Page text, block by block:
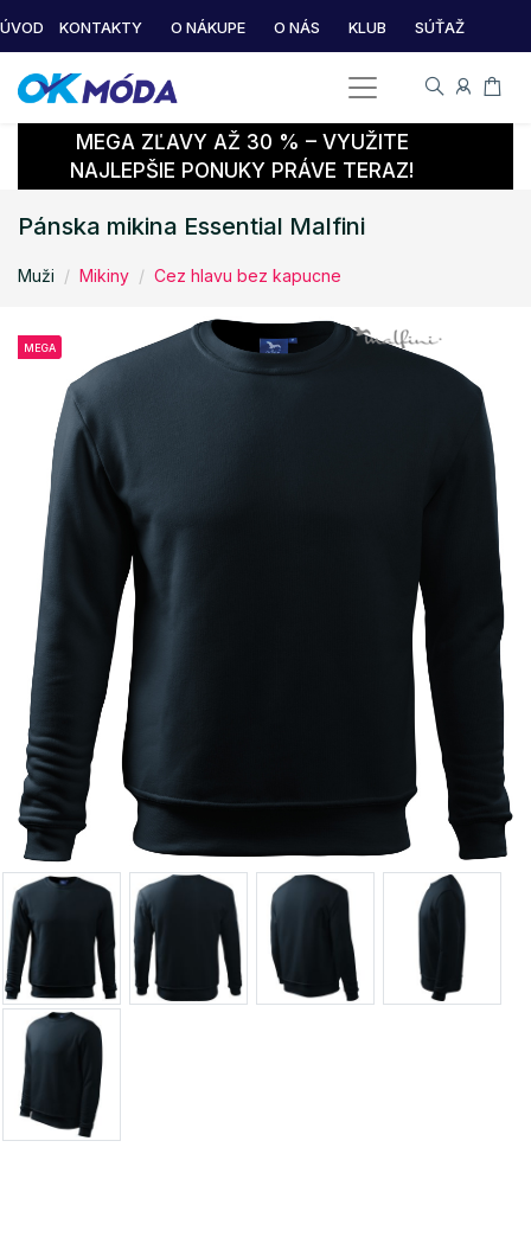
ÚVOD KONTAKTY O NÁKUPE O NÁS KLUB SÚŤAŽ
MEGA ZĽAVY AŽ 30 % – VYUŽITE
NAJLEPŠIE PONUKY PRÁVE TERAZ!
Pánska mikina Essential Malfini
Muži Mikiny Cez hlavu bez kapucne
MEGA